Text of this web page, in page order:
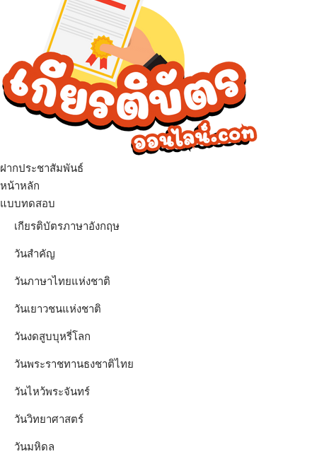
ฝากประชาสัมพันธ์
หน้าหลัก
แบบทดสอบ
เกียรติบัตรภาษาอังกฤษ
วันสำคัญ
วันภาษาไทยแห่งชาติ
วันเยาวชนแห่งชาติ
วันงดสูบบุหรี่โลก
วันพระราชทานธงชาติไทย
วันไหว้พระจันทร์​
วันวิทยาศาสตร์
วันมหิดล